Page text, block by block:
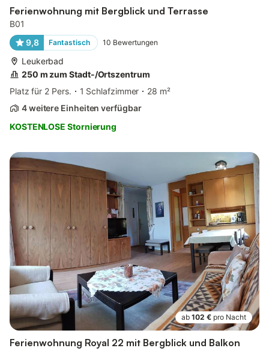
Ferienwohnung mit Bergblick und Terrasse
B01
9,8
Fantastisch 10 Bewertungen
Leukerbad
250 m zum Stadt-/Ortszentrum
Platz für 2 Pers.
1 Schlafzimmer
28 m²
4 weitere Einheiten verfügbar
KOSTENLOSE Stornierung
ab 102 € pro Nacht
Ferienwohnung Royal 22 mit Bergblick und Balkon